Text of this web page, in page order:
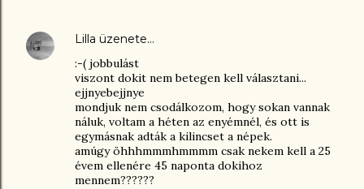
Lilla üzenete…
:-( jobbulást
viszont dokit nem betegen kell választani...
ejjnyebejjnye
mondjuk nem csodálkozom, hogy sokan vannak
náluk, voltam a héten az enyémnél, és ott is
egymásnak adták a kilincset a népek.
amúgy öhhhmmmhmmmm csak nekem kell a 25
évem ellenére 45 naponta dokihoz
mennem??????